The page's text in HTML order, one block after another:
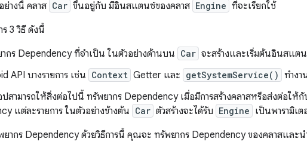
ย่างนี้ คลาส Car ขึ้นอยู่กับ มีอินสแตนซ์ของคลาส Engine ที่จะเรียกใช้
3 วิธี ดังนี้
กร Dependency ที่จำเป็น ในตัวอย่างด้านบน Car จะสร้างและเริ่มต้นอินสแตน
API บางรายการ เช่น Context Getter และ getSystemService() ทำงา
ปสามารถให้สิ่งต่อไปนี้ ทรัพยากร Dependency เมื่อมีการสร้างคลาสหรือส่งต่อให้
แต่ละรายการ ในตัวอย่างข้างต้น Car ตัวสร้างจะได้รับ Engine เป็นพารามิเต
ยากร Dependency ด้วยวิธีการนี้ คุณจะ ทรัพยากร Dependency ของคลาสและ